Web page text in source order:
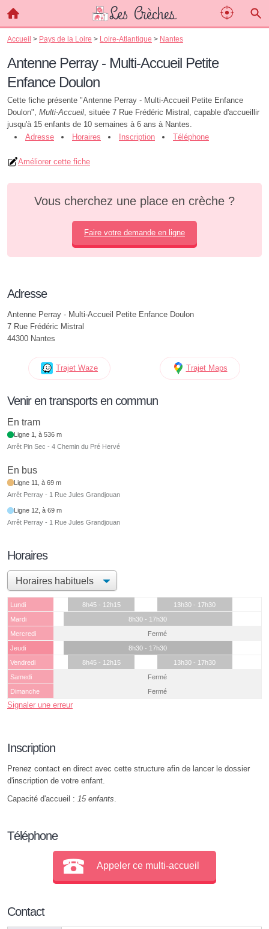
Accueil > Pays de la Loire > Loire-Atlantique > Nantes
Antenne Perray - Multi-Accueil Petite
Enfance Doulon
Cette fiche présente "Antenne Perray - Multi-Accueil Petite Enfance
Doulon", Multi-Accueil, située 7 Rue Frédéric Mistral, capable d'accueillir
jusqu'à 15 enfants de 10 semaines à 6 ans à Nantes.
Adresse
Horaires Inscription Téléphone
Améliorer cette fiche
Vous cherchez une place en crèche ?
Faire votre demande en ligne
Adresse
Antenne Perray - Multi-Accueil Petite Enfance Doulon
7 Rue Frédéric Mistral
44300 Nantes
Trajet Waze Trajet Maps
Venir en transports en commun
En tram
Ligne 1, à 536 m
Arrêt Pin Sec - 4 Chemin du Pré Hervé
En bus
Ligne 11, à 69 m
Arrêt Perray - 1 Rue Jules Grandjouan
Ligne 12, à 69 m
Arrêt Perray - 1 Rue Jules Grandjouan
Horaires
Lundi 8h45 - 12h15
13h30 - 17h30
Mardi
8h30 - 17h30
Mercredi
Fermé
Jeudi
8h30 - 17h30
Vendredi
8h45 - 12h15
13h30 - 17h30
Samedi
Fermé
Dimanche
Fermé
Signaler une erreur
Inscription
Prenez contact en direct avec cette structure afin de lancer le dossier
d'inscription de votre enfant.
Capacité d'accueil : 15 enfants
Téléphone
Appeler ce multi-accueil
Contact